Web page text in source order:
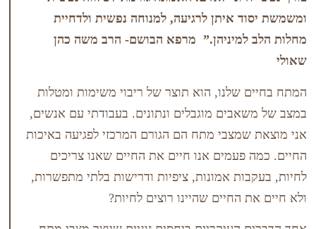
איתן לרגיעה, למנוחה נפשית ולדחיית
מרפא הבושם- הרב משה כהן
הוא תוצר של ריבוי משימות ומטלות
מוגבלים ונתונים. בעבודתי עם אנשים,
מתח הם הגורם המרכזי לפגיעה באיכות
אנו חיים את החיים שאנו צריכים
אמונות, ציפיות ודרישות בלתי מתפשרות,
שהיינו רוצים לחיות?